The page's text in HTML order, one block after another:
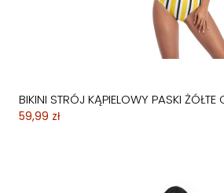
BIKINI STRÓJ KĄPIELOWY PASKI ŻÓŁTE
59,99 zł